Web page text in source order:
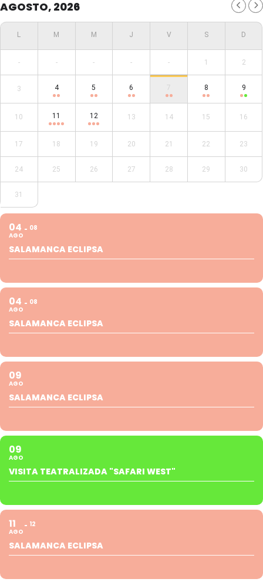
AGOSTO, 2026
- - - - - 1 2
3 4 5 6 7 8 9
10 11 12 13 14 15 16
17 18 19 20 21 22 23
24 25 26 27 28 29 30
31
04
AGO
08
SALAMANCA ECLIPSA
04
AGO
08
SALAMANCA ECLIPSA
09
AGO
SALAMANCA ECLIPSA
09
AGO
VISITA TEATRALIZADA "SAFARI WEST"
11
AGO
12
SALAMANCA ECLIPSA